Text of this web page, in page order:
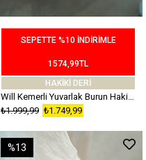
SEPETTE %10 İNDİRİMLE
1574,99TL
HAKİKİ DERİ
Will Kemerli Yuvarlak Burun Hakiki Süet Deri Babet Bebek Mavi
₺1.749,99
₺1.999,99
%13